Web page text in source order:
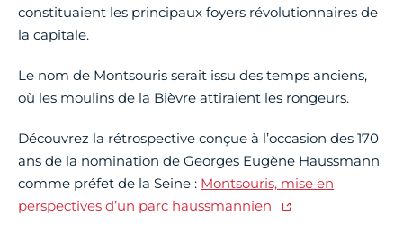
constituaient les principaux foyers révolutionnaires de
la capitale.
Le nom de Montsouris serait issu des temps anciens,
où les moulins de la Bièvre attiraient les rongeurs.
Découvrez la rétrospective conçue à l’occasion des 170
ans de la nomination de Georges Eugène Haussmann
comme préfet de la Seine : Montsouris, mise en
perspectives d’un parc haussmannien